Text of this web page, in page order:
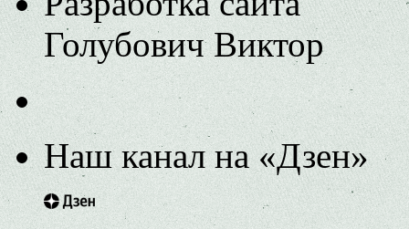
Голубович Виктор
Наш канал на «Дзен»